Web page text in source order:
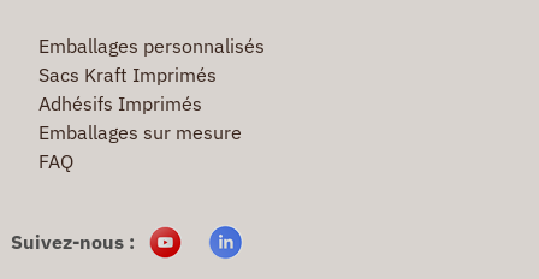
Emballages personnalisés
Sacs Kraft Imprimés
Adhésifs Imprimés
Emballages sur mesure
FAQ
Suivez-nous :